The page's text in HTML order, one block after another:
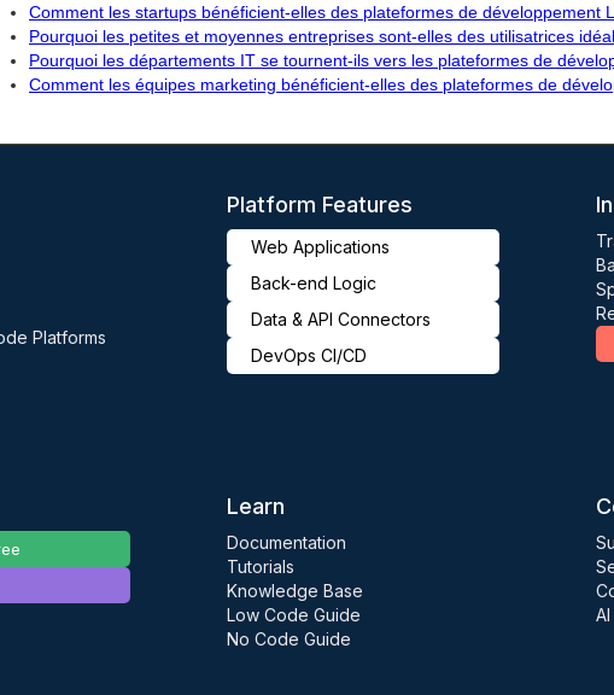
Comment les startups bénéficient-elles des plateformes de développement
Pourquoi les petites et moyennes entreprises sont-elles des utilisatrices
Pourquoi les départements IT se tournent-ils vers les plateformes de
Comment les équipes marketing bénéficient-elles des plateformes de
Platforms
Platform Features
Web Applications
Back-end Logic
Data & API Connectors
DevOps CI/CD
Learn
Documentation
Tutorials
Knowledge Base
Low Code Guide
No Code Guide